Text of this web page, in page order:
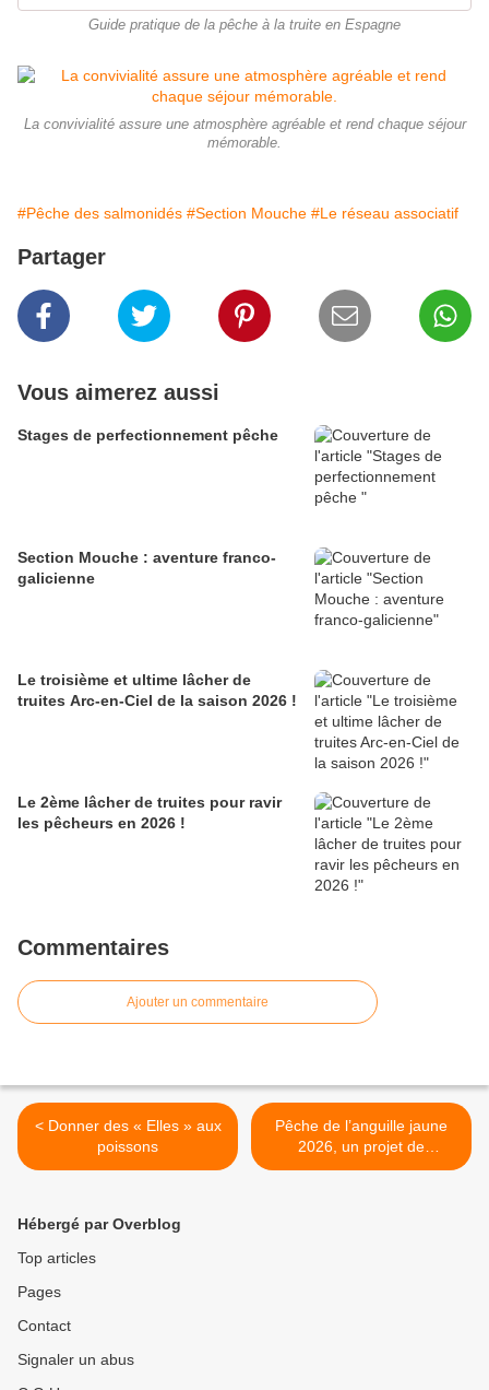
Guide pratique de la pêche à la truite en Espagne
La convivialité assure une atmosphère agréable et rend chaque séjour
mémorable.
#Pêche des salmonidés #Section Mouche #Le réseau associatif
Partager
Vous aimerez aussi
Stages de perfectionnement pêche
Section Mouche : aventure franco-
galicienne
Le troisième et ultime lâcher de
truites Arc-en-Ciel de la saison 2026 !
Le 2ème lâcher de truites pour ravir
les pêcheurs en 2026 !
Commentaires
Ajouter un commentaire
< Donner des « Elles » aux
poissons
Pêche de l’anguille jaune
2026, un projet de
fermeture anticipée pour les
Hébergé par Overblog
Top articles
Pages
Contact
Signaler un abus